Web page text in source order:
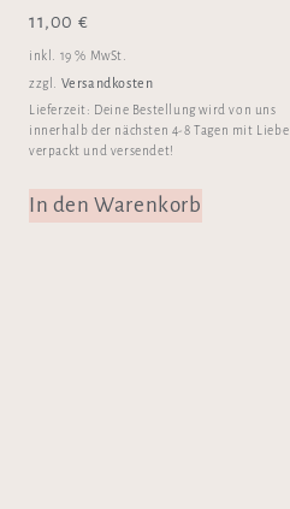
11,00 €
inkl. 19 % MwSt.
zzgl. Versandkosten
Lieferzeit: Deine Bestellung wird von uns
innerhalb der nächsten 4-8 Tagen mit Liebe
verpackt und versendet!
In den Warenkorb